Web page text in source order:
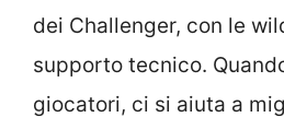
dei Challenger, con le
supporto tecnico.
giocatori, ci si aiuta a